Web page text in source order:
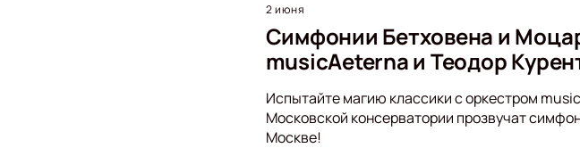
2 июня
Симфонии Бетховена и
musicAeterna и Теодор
Испытайте магию классики с оркестром
Московской консерватории прозвучат
Москве!